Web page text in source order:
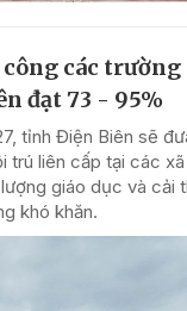
các
đạt 73 - 95%
tỉnh Điện Biên sẽ
trú liên cấp tại các
giáo dục và cải
khó khăn.